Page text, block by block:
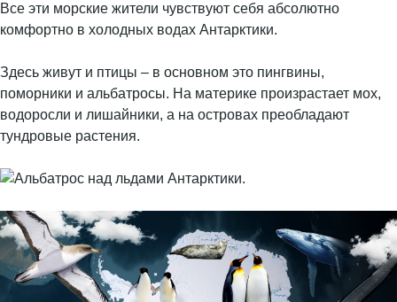
Все эти морские жители чувствуют себя абсолютно
комфортно в холодных водах Антарктики.
Здесь живут и птицы – в основном это пингвины,
поморники и альбатросы. На материке произрастает мох,
водоросли и лишайники, а на островах преобладают
тундровые растения.